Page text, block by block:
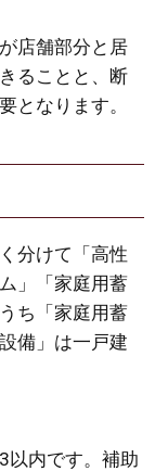
店舗部分と居
ることと、断
となります。
分けて「高性
」「家庭用蓄
ち「家庭用蓄
備」は一戸建
以内です。補助